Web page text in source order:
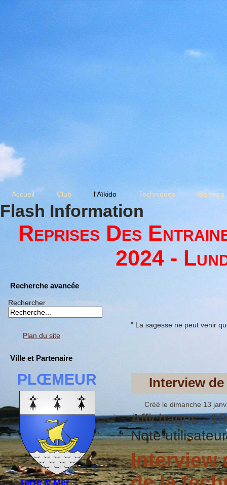
Accueil Club l'Aïkido Techniques Galeries
Flash Information
Reprises Des
2024 -
Recherche avancée
Rechercher
Plan du site
Ville et Partenaire
PLŒMEUR
Terre & Mer
" La sagesse ne peut venir
Interview
Créé le dimanche 13
Affichages :
Note
Interview